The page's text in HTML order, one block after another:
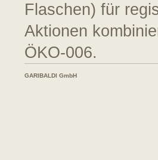
Flaschen) für
Aktionen
ÖKO-006.
GARIBALDI GmbH